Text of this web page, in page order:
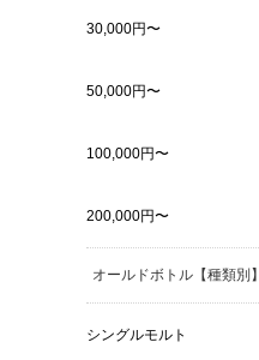
30,000円〜
50,000円〜
100,000円〜
200,000円〜
オールドボトル【種類別】
シングルモルト